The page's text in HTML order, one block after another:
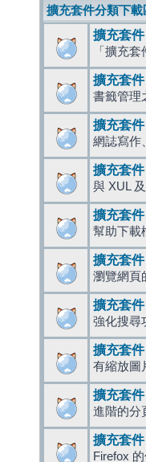
擴充套件分類下載
擴充套
「擴充
擴充套
書籤管理
擴充套
網誌寫作
擴充套
與 XUL
擴充套
幫助下載
擴充套
瀏覽網頁
擴充套
強化搜尋
擴充套
有縮放圖
擴充套
進階的分
擴充套
Firefox